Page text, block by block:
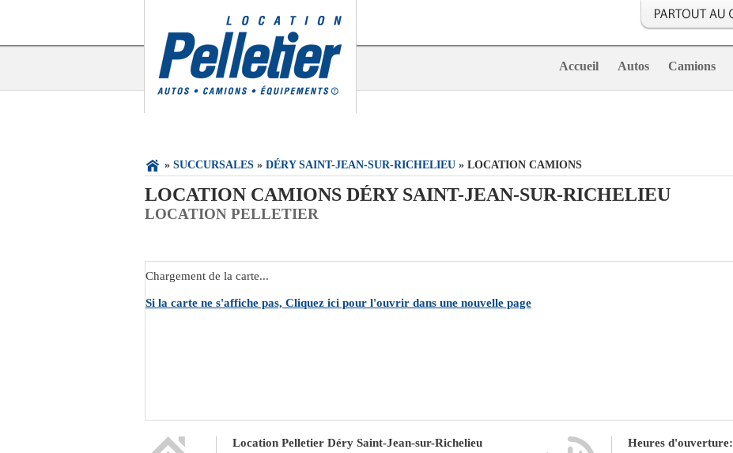
Accueil Autos Camions
» SUCCURSALES » DÉRY SAINT-JEAN-SUR-RICHELIEU » LOCATION CAMIONS
LOCATION CAMIONS DÉRY SAINT-JEAN-SUR-RICHELIEU
LOCATION PELLETIER
Chargement de la carte...
Si la carte ne s'affiche pas, Cliquez ici pour l'ouvrir dans une nouvelle page
Location Pelletier Déry Saint-Jean-sur-Richelieu
Heures d'ouverture: